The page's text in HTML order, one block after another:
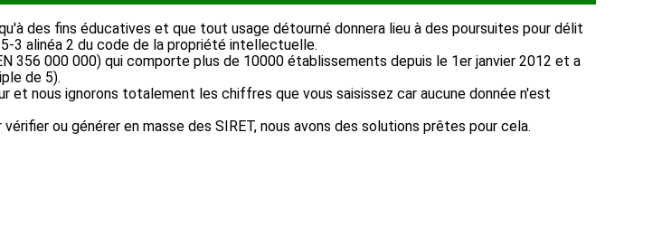
des fins éducatives et que tout usage détourné donnera lieu à des poursuites pour délit
3 alinéa 2 du code de la propriété intellectuelle.
356 000 000) qui comporte plus de 10000 établissements depuis le 1er janvier 2012 et a
de 5).
et nous ignorons totalement les chiffres que vous saisissez car aucune donnée n'est
ou générer en masse des SIRET, nous avons des solutions prêtes pour cela.